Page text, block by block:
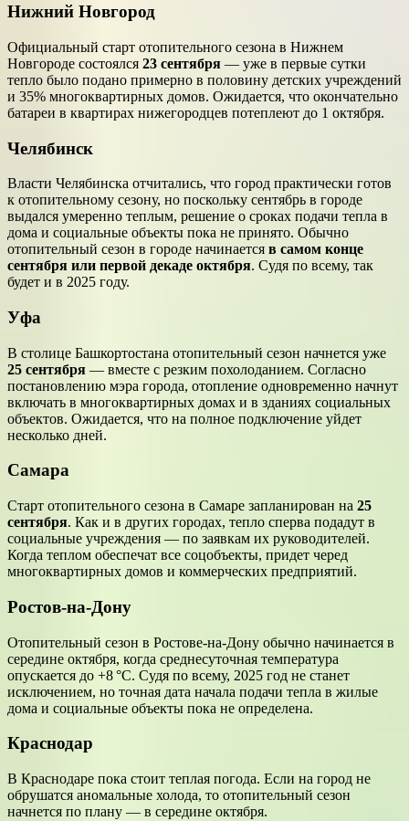
Нижний Новгород
Официальный старт отопительного сезона в Нижнем
Новгороде состоялся 23 сентября — уже в первые сутки
тепло было подано примерно в половину детских учреждений
и 35% многоквартирных домов. Ожидается, что окончательно
батареи в квартирах нижегородцев потеплеют до 1 октября.
Челябинск
Власти Челябинска отчитались, что город практически готов
к отопительному сезону, но поскольку сентябрь в городе
выдался умеренно теплым, решение о сроках подачи тепла в
дома и социальные объекты пока не принято. Обычно
отопительный сезон в городе начинается в самом конце
сентября или первой декаде октября. Судя по всему, так
будет и в 2025 году.
Уфа
В столице Башкортостана отопительный сезон начнется уже
25 сентября — вместе с резким похолоданием. Согласно
постановлению мэра города, отопление одновременно начнут
включать в многоквартирных домах и в зданиях социальных
объектов. Ожидается, что на полное подключение уйдет
несколько дней.
Самара
Старт отопительного сезона в Самаре запланирован на 25
сентября. Как и в других городах, тепло сперва подадут в
социальные учреждения — по заявкам их руководителей.
Когда теплом обеспечат все соцобъекты, придет черед
многоквартирных домов и коммерческих предприятий.
Ростов-на-Дону
Отопительный сезон в Ростове-на-Дону обычно начинается в
середине октября, когда среднесуточная температура
опускается до +8 °C. Судя по всему, 2025 год не станет
исключением, но точная дата начала подачи тепла в жилые
дома и социальные объекты пока не определена.
Краснодар
В Краснодаре пока стоит теплая погода. Если на город не
обрушатся аномальные холода, то отопительный сезон
начнется по плану — в середине октября.